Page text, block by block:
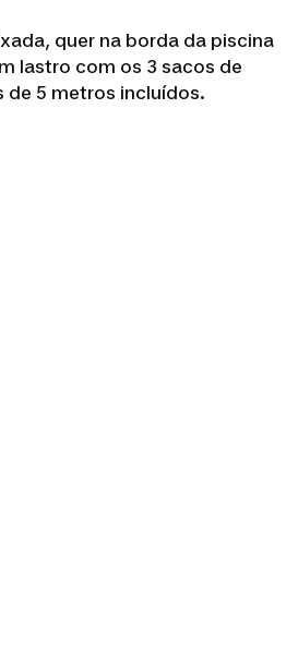
quer na borda da piscina
lastro com os 3 sacos de
de 5 metros incluídos.